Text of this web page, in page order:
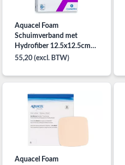
Aquacel Foam
Schuimverband met
Hydrofiber 12.5x12.5cm
per 10ST
55,20 (excl. BTW)
Aquacel Foam